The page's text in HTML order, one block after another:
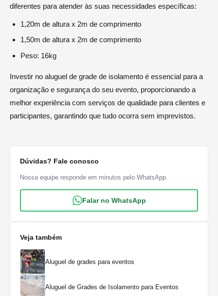
diferentes para atender às suas necessidades específicas:
1,20m de altura x 2m de comprimento
1,50m de altura x 2m de comprimento
Peso: 16kg
Investir no aluguel de grade de isolamento é essencial para a
organização e segurança do seu evento, proporcionando a
melhor experiência com serviços de qualidade para clientes e
participantes, garantindo que tudo ocorra sem imprevistos.
Dúvidas? Fale conosco
Nossa equipe responde em minutos pelo WhatsApp.
Falar no WhatsApp
Veja também
Aluguel de grades para eventos
Aluguel de Grades de Isolamento para Eventos